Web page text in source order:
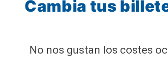
Cambia tus
No nos gustan los costes